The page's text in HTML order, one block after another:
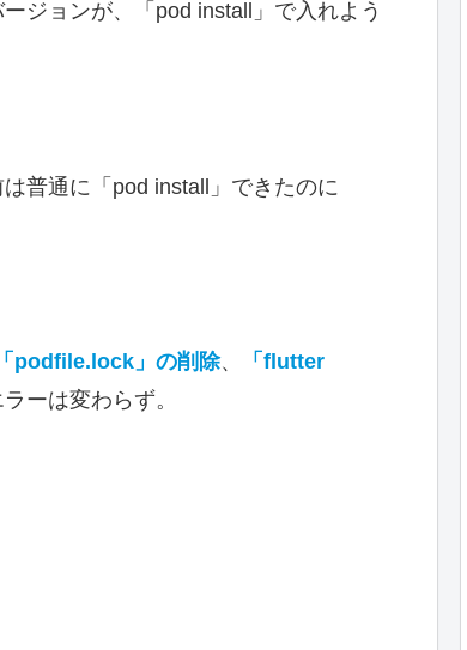
ジョンが、「pod install」で入れよう
普通に「pod install」できたのに
「podfile.lock」の削除、
「flutter
ーは変わらず。